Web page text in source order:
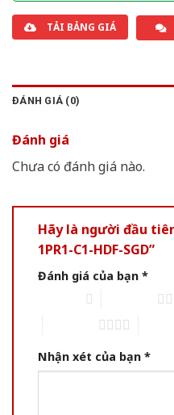
TẢI BẢNG GIÁ
ĐÁNH GIÁ (0)
Đánh giá
Chưa có đánh giá nào.
Hãy là người đầu
1PR1-C1-HDF-SGD”
Đánh giá của bạn *
Nhận xét của bạn *